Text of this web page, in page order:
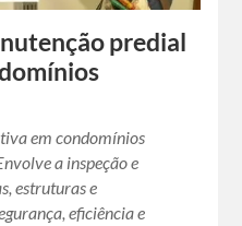
predial
em condomínios
a inspeção e
estruturas e
eficiência e